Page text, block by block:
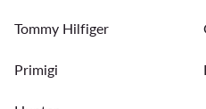
Tommy Hilfiger
Primigi